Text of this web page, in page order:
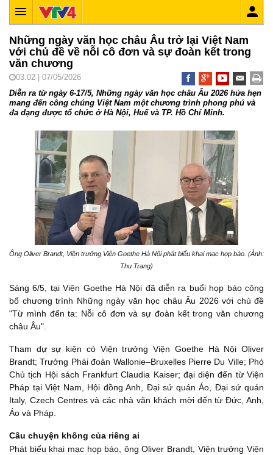
Những ngày văn học châu Âu trở lại Việt Nam
với chủ đề về nỗi cô đơn và sự đoàn kết trong
văn chương
03:02 | 07/05/2026
Diễn ra từ ngày 6-17/5, Những ngày văn học châu Âu 2026 hứa hẹn
mang đến công chúng Việt Nam một chương trình phong phú và
đa dạng được tổ chức ở Hà Nội, Huế và TP. Hồ Chí Minh.
Ông Oliver Brandt, Viện trưởng Viện Goethe Hà Nội phát biểu khai mạc họp báo. (Ảnh:
Thu Trang)
Sáng 6/5, tại Viện Goethe Hà Nội đã diễn ra buổi họp báo công
bố chương trình Những ngày văn học châu Âu 2026 với chủ đề
"Từ mình đến ta: Nỗi cô đơn và sự đoàn kết trong văn chương
châu Âu".
Tham dự sự kiện có Viện trưởng Viện Goethe Hà Nội Oliver
Brandt; Trưởng Phái đoàn Wallonie–Bruxelles Pierre Du Ville; Phó
Chủ tịch Hội sách Frankfurt Claudia Kaiser; đại diện đến từ Viện
Pháp tại Việt Nam, Hội đồng Anh, Đại sứ quán Áo, Đại sứ quán
Italy, Czech Centres và các nhà văn khách mời đến từ Đức, Anh,
Áo và Pháp.
Câu chuyện không của riêng ai
Phát biểu khai mạc họp báo, ông Oliver Brandt, Viện trưởng Viện